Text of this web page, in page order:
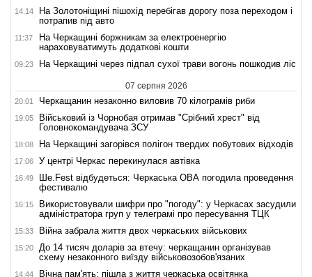
14:14
На Золотоніщині пішохід перебігав дорогу поза переходом і
потрапив під авто
11:37
На Черкащині боржникам за електроенергію
нараховуватимуть додаткові кошти
09:23 На Черкащині через підпал сухої трави вогонь пошкодив ліс
07 серпня 2026
20:01 Черкащанин незаконно виловив 70 кілограмів риби
19:05
Військовий із Чорнобая отримав "Срібний хрест" від
Головнокомандувача ЗСУ
18:08 На Черкащині загорівся полігон твердих побутових відходів
17:06 У центрі Черкас перекинулася автівка
16:49
Ше.Fest відбудеться: Черкаська ОВА погодила проведення
фестивалю
16:15
Використовували шифри про "погоду": у Черкасах засудили
адміністратора груп у телеграмі про пересування ТЦК
15:33 Війна забрала життя двох черкаських військових
15:20
До 14 тисяч доларів за втечу: черкащанин організував
схему незаконного виїзду військовозобов'язаних
14:44 Вічна пам'ять: пішла з життя черкаська освітянка